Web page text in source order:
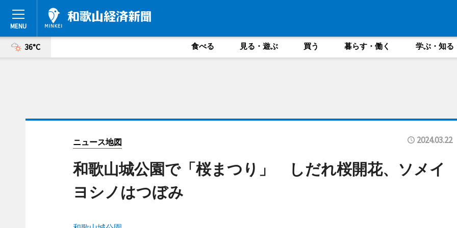
36°C 食べる 見る・遊ぶ 買う 暮らす・働く 学ぶ・知る
ニュース地図 2024.03.22
和歌山城公園で「桜まつり」 しだれ桜開花、ソメイ
ヨシノはつぼみ